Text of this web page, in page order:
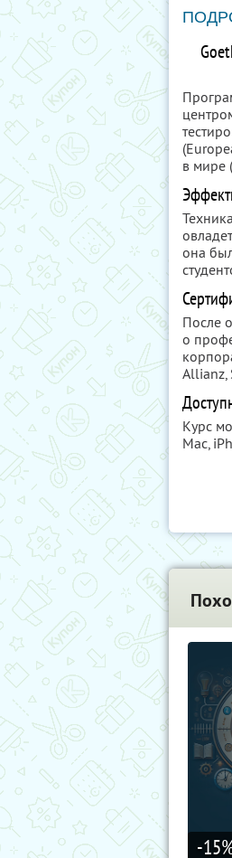
в мире
она
После
о
Allianz,
Курс
Mac,
-15